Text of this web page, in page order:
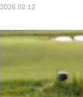
2026.02.12